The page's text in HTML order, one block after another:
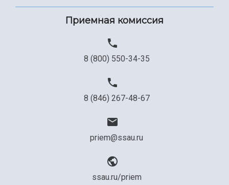
Приемная комиссия
8 (800) 550-34-35
8 (846) 267-48-67
priem@ssau.ru
ssau.ru/priem